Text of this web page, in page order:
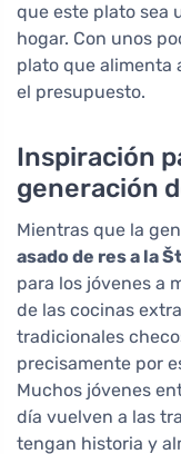
que este plato sea
hogar. Con unos
plato que alimenta
el presupuesto.
Inspiración
generación
Mientras que la
asado de res a la
para los jóvenes a
de las cocinas
tradicionales
precisamente por
Muchos jóvenes
día vuelven a las
tengan historia y